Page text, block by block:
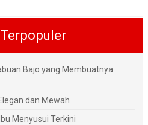
Bajo yang Membuatnya
dan Mewah
Menyusui Terkini